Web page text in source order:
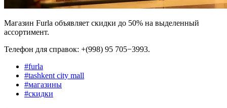
Магазин Furla объявляет скидки до 50% на выделенный
ассортимент.
Телефон для справок: +(998) 95 705−3993.
#furla
#tashkent city mall
#магазины
#скидки